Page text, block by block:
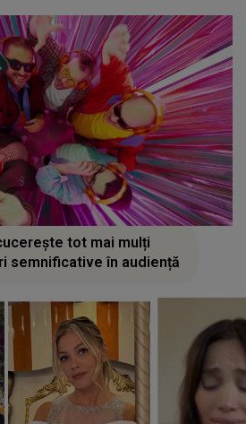
tot mai mulți
semnificative în audiență